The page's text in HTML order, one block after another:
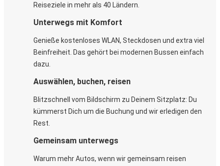
Reiseziele in mehr als 40 Ländern.
Unterwegs mit Komfort
Genieße kostenloses WLAN, Steckdosen und extra viel
Beinfreiheit. Das gehört bei modernen Bussen einfach
dazu.
Auswählen, buchen, reisen
Blitzschnell vom Bildschirm zu Deinem Sitzplatz: Du
kümmerst Dich um die Buchung und wir erledigen den
Rest.
Gemeinsam unterwegs
Warum mehr Autos, wenn wir gemeinsam reisen